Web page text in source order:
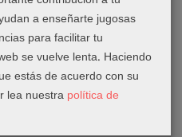
a enseñarte jugosas
para facilitar tu
se vuelve lenta. Haciendo
estás de acuerdo con su
lea nuestra política de